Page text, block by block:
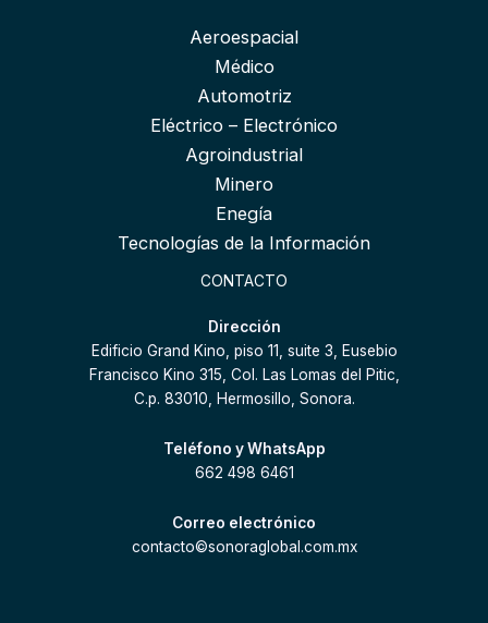
Aeroespacial
Médico
Automotriz
Eléctrico – Electrónico
Agroindustrial
Minero
Enegía
Tecnologías de la Información
CONTACTO
Dirección
Edificio Grand Kino, piso 11, suite 3, Eusebio
Francisco Kino 315, Col. Las Lomas del Pitic,
C.p. 83010, Hermosillo, Sonora.
Teléfono y WhatsApp
662 498 6461
Correo electrónico
contacto©sonoraglobal.com.mx